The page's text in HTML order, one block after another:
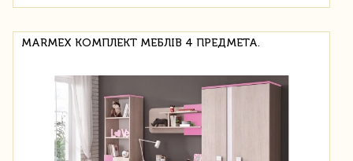
MARMEX КОМПЛЕКТ МЕБЛІВ 4 ПРЕДМЕТА.